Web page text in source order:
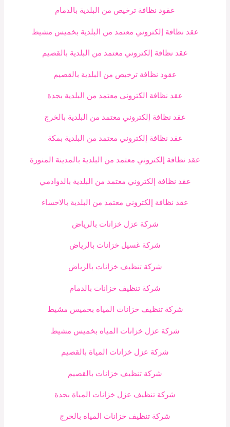
عقود نظافة ترخيص من البلدية بالدمام
عقد نظافة إلكتروني معتمد من البلدية بخميس مشيط
عقد نظافة إلكتروني معتمد من البلدية بالقصيم
عقود نظافة ترخيص من البلدية بالقصيم
عقد نظافة الكتروني معتمد من البلدية بجدة
عقد نظافة إلكتروني معتمد من البلدية بالخرج
عقد نظافة إلكتروني معتمد من البلدية بمكة
عقد نظافة إلكتروني معتمد من البلدية بالمدينة المنورة
عقد نظافة إلكتروني معتمد من البلدية بالدوادمي
عقد نظافة إلكتروني معتمد من البلدية بالاحساء
شركة عزل خزانات بالرياض
شركة غسيل خزانات بالرياض
شركة تنظيف خزانات بالرياض
شركة تنظيف خزانات بالدمام
شركة تنظيف خزانات المياه بخميس مشيط
شركة عزل خزانات المياه بخميس مشيط
شركة عزل خزانات المياة بالقصيم
شركة تنظيف خزانات بالقصيم
شركة تنظيف عزل خزانات المياة بجدة
شركة تنظيف خزانات المياه بالخرج